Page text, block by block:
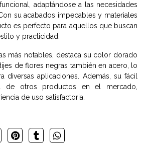
adaptándose a las necesidades
su acabados impecables y materiales
es perfecto para aquellos que buscan
y practicidad.
más notables, destaca su color dorado
de flores negras también en acero, lo
diversas aplicaciones. Además, su fácil
de otros productos en el mercado,
de uso satisfactoria.